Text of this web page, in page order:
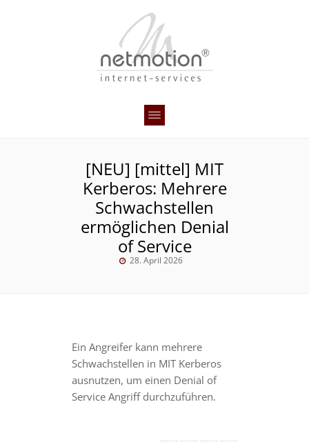
[NEU] [mittel] MIT
Kerberos: Mehrere
Schwachstellen
ermöglichen Denial
of Service
28. April 2026
Ein Angreifer kann mehrere
Schwachstellen in MIT Kerberos
ausnutzen, um einen Denial of
Service Angriff durchzuführen.